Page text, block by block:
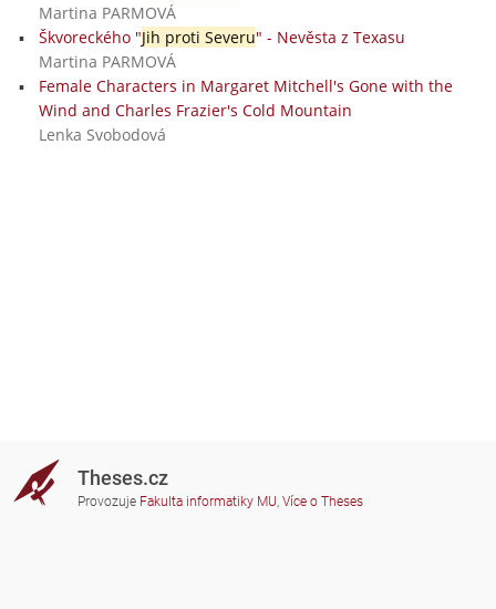
Martina PARMOVÁ
Škvoreckého "Jih proti Severu" - Nevěsta z Texasu
Martina PARMOVÁ
Female Characters in Margaret Mitchell's Gone with the
Wind and Charles Frazier's Cold Mountain
Lenka Svobodová
Theses.cz
Provozuje Fakulta informatiky MU, Více o Theses